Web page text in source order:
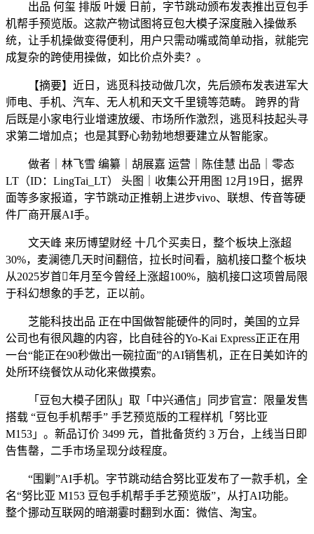
出品 何玺 排版 叶媛 日前，字节跳动颁布发表推出豆包手
机帮手预览版。这款产物试图将豆包大模子深度融入操做系
统，让手机操做变得便利，用户只需动嘴或简单动指，就能完
成复杂的跨使用操做，如比价点外卖？。
【摘要】近日，逃觅科技动做几次，先后颁布发表进军大
师电、手机、汽车、无人机和天文千里镜等范畴。 跨界的背
后既是小家电行业增速放缓、市场所作激烈，逃觅科技起头寻
求第二增加点；也是其野心勃勃地想要建立从智能家。
做者｜林飞雪 编纂｜胡展嘉 运营｜陈佳慧 出品｜零态
LT（ID：LingTai_LT） 头图｜收集公开用图 12月19日，据界
面等多家报道，字节跳动正推朝上进步vivo、联想、传音等硬
件厂商开展AI手。
文天峰 来历博望财经 十几个买卖日，整个板块上涨超
30%，麦澜德几天时间翻倍，拉长时间看，脑机接口整个板块
从2025岁首年月至今曾经上涨超100%，脑机接口这项曾局限
于科幻想象的手艺，正以前。
芝能科技出品 正在中国做智能硬件的同时，美国的立异
公司也有很风趣的内容，比自硅谷的Yo-Kai Express正正在用
一台“能正在90秒做出一碗拉面”的AI销售机，正在日美如许的
处所环绕餐饮从动化来做摸索。
「豆包大模子团队」取「中兴通信」同步官宣：限量发售
搭载 “豆包手机帮手” 手艺预览版的工程样机「努比亚
M153」。新品订价 3499 元，首批备货约 3 万台，上线当日即
告售罄，二手市场呈现分歧程度。
“围剿”AI手机。字节跳动结合努比亚发布了一款手机，全
名“努比亚 M153 豆包手机帮手手艺预览版”，从打AI功能。
整个挪动互联网的暗潮霎时翻到水面：微信、淘宝。